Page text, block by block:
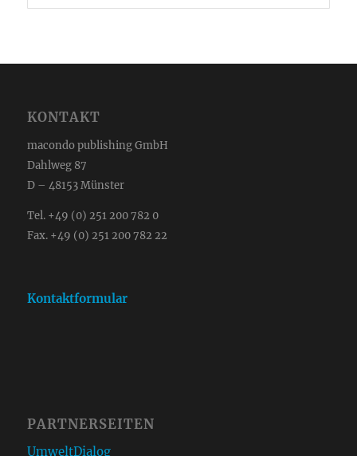
KONTAKT
macondo publishing GmbH
Dahlweg 87
D – 48153 Münster
Tel. +49 (0) 251 200 782 0
Fax. +49 (0) 251 200 782 22
Kontaktformular
PARTNERSEITEN
UmweltDialog